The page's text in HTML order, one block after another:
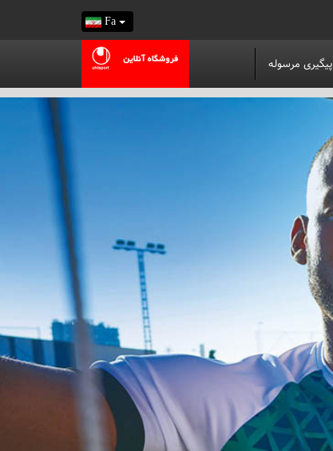
Fa
پیگیری مرسوله